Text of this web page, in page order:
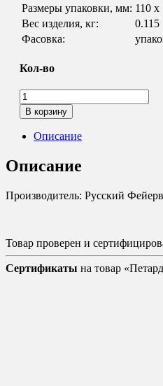
Размеры упаковки, мм: 110 х
Вес изделия, кг:
0.115
Фасовка:
Кол-во
Количество
товара
Петарды
Р1083
Бульдог
Корсар-8
В корзину
Описание
Описание
Производитель: Русский
Товар проверен и
Сертификаты на товар